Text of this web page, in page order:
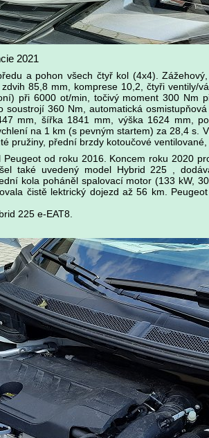
2021
a pohon všech čtyř kol (4x4).
85,8 mm, komprese 10,2, čtyři ventily/
při 6000 ot/min, točivý moment 300 Nm
soustrojí 360 Nm, automatická
mm, šířka 1841 mm, výška 1624 mm,
na 1 km (s pevným startem) za 28,4 s.
pružiny, přední brzdy kotoučové ventilované,
od roku 2016. Koncem roku 2020
také uvedený model Hybrid 225 ,
kola poháněl spalovací motor (133 kW,
čistě lektrický dojezd až 56 km.
225 e-EAT8.